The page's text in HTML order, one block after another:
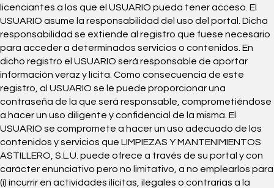
licenciantes a los que el USUARIO pueda tener acceso. El
USUARIO asume la responsabilidad del uso del portal. Dicha
responsabilidad se extiende al registro que fuese necesario
para acceder a determinados servicios o contenidos. En
dicho registro el USUARIO será responsable de aportar
información veraz y lícita. Como consecuencia de este
registro, al USUARIO se le puede proporcionar una
contraseña de la que será responsable, comprometiéndose
a hacer un uso diligente y confidencial de la misma. El
USUARIO se compromete a hacer un uso adecuado de los
contenidos y servicios que LIMPIEZAS Y MANTENIMIENTOS
ASTILLERO, S.L.U. puede ofrece a través de su portal y con
carácter enunciativo pero no limitativo, a no emplearlos para
(i) incurrir en actividades ilícitas, ilegales o contrarias a la